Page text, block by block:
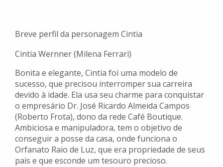
Breve perfil da personagem Cintia
Cintia Wernner (Milena Ferrari)
Bonita e elegante, Cintia foi uma modelo de
sucesso, que precisou interromper sua carreira
devido à idade. Ela usa seu charme para conquistar
o empresário Dr. José Ricardo Almeida Campos
(Roberto Frota), dono da rede Café Boutique.
Ambiciosa e manipuladora, tem o objetivo de
conseguir a posse da casa, onde funciona o
Orfanato Raio de Luz, que era propriedade de seus
pais e que esconde um tesouro precioso.